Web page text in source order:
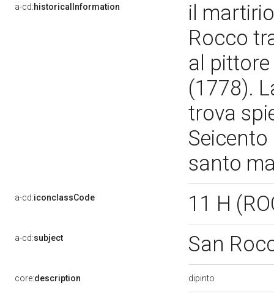
a-cd:historicalInformation
il
Rocco
al
(1778).
trova
santo
a-cd:iconclassCode 11 H
a-cd:subject San
core:description dipinto